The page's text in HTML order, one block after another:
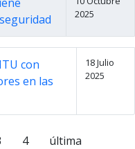
2025
con
en las
18 Julio
2025
4 última